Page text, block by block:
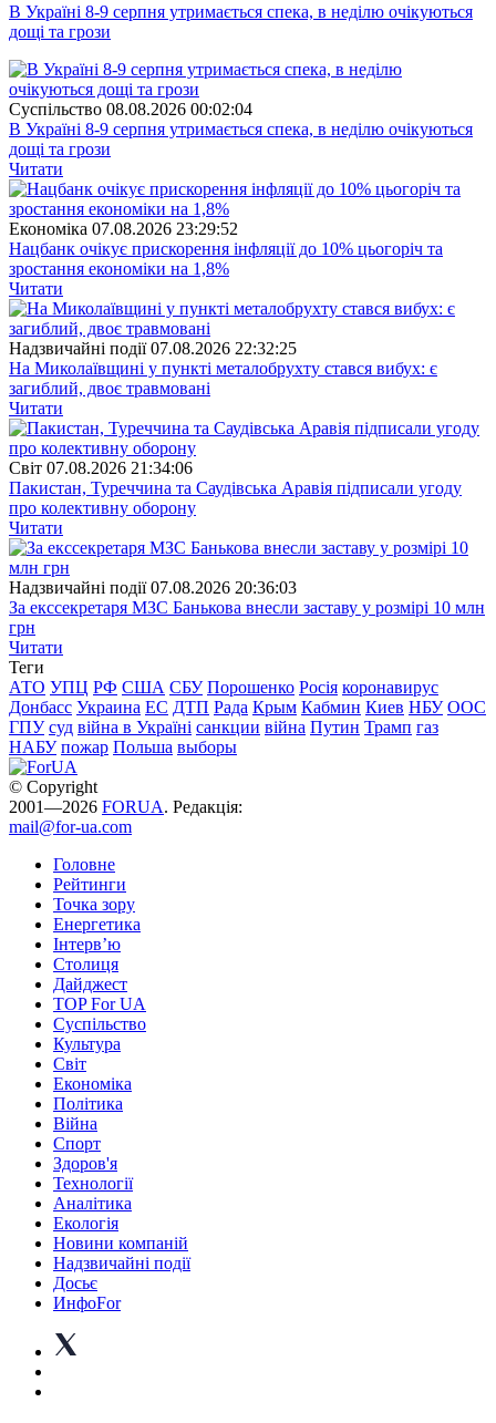
В Україні 8-9 серпня утримається спека, в неділю очікуються
дощі та грози
Суспiльство 08.08.2026 00:02:04
В Україні 8-9 серпня утримається спека, в неділю очікуються
дощі та грози
Читати
Економіка 07.08.2026 23:29:52
Нацбанк очікує прискорення інфляції до 10% цьогоріч та
зростання економіки на 1,8%
Читати
Надзвичайні події 07.08.2026 22:32:25
На Миколаївщині у пункті металобрухту стався вибух: є
загиблий, двоє травмовані
Читати
Свiт 07.08.2026 21:34:06
Пакистан, Туреччина та Саудівська Аравія підписали угоду
про колективну оборону
Читати
Надзвичайні події 07.08.2026 20:36:03
За екссекретаря МЗС Банькова внесли заставу у розмірі 10 млн
грн
Читати
Теги
АТО УПЦ РФ США СБУ Порошенко Росія коронавирус
Донбасс Украина ЕС ДТП Рада Крым Кабмин Киев НБУ ООС
ГПУ суд війна в Україні санкции війна Путин Трамп газ
НАБУ пожар Польша выборы
© Copyright
2001—2026 FORUA. Редакція:
mail@for-ua.com
Головне
Рейтинги
Точка зору
Енергетика
Інтерв’ю
Столиця
Дайджест
TOP For UA
Суспiльство
Культура
Світ
Економіка
Політика
Війна
Спорт
Здоров'я
Технології
Аналітика
Екологія
Новини компаній
Надзвичайні події
Досьє
ИнфоFor